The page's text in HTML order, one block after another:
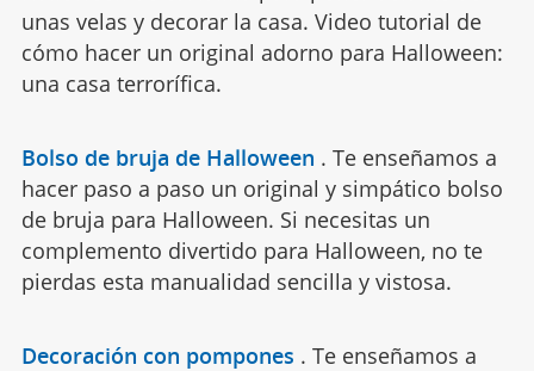
unas velas y decorar la casa. Video tutorial de
cómo hacer un original adorno para Halloween:
una casa terrorífica.
Bolso de bruja de Halloween . Te enseñamos a
hacer paso a paso un original y simpático bolso
de bruja para Halloween. Si necesitas un
complemento divertido para Halloween, no te
pierdas esta manualidad sencilla y vistosa.
Decoración con pompones . Te enseñamos a